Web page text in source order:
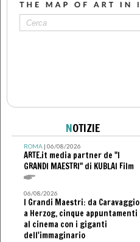
NOTIZIE
ROMA| 06/08/2026
ARTE.it media partner de "I
GRANDI MAESTRI" di KUBLAI Film
06/08/2026
I Grandi Maestri: da Caravaggio
a Herzog, cinque appuntamenti
al cinema con i giganti
dell'immaginario